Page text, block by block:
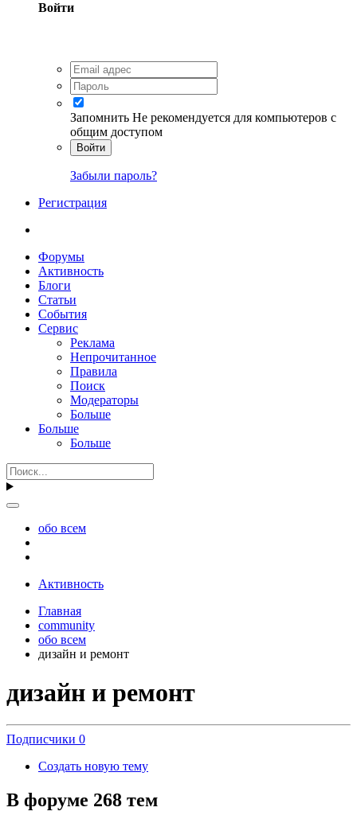
Войти
Запомнить Не рекомендуется для компьютеров с
общим доступом
Войти
Забыли пароль?
Регистрация
Форумы
Активность
Блоги
Статьи
События
Сервис
Реклама
Непрочитанное
Правила
Поиск
Модераторы
Больше
Больше
Больше
обо всем
Активность
Главная
community
обо всем
дизайн и ремонт
дизайн и ремонт
Подписчики 0
Создать новую тему
В форуме 268 тем